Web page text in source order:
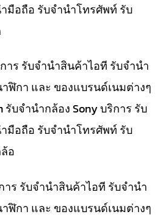
มือถือ รับจำนำโทรศัพท์ รับ
าร รับจำนำสินค้าไอที รับจำนำ
ฬิกา และ ของแบรนด์เนมต่างๆ
บจำนำกล้อง Sony บริการ รับ
มือถือ รับจำนำโทรศัพท์ รับ
อ
ร รับจำนำสินค้าไอที รับจำนำ
ฬิกา และ ของแบรนด์เนมต่างๆ